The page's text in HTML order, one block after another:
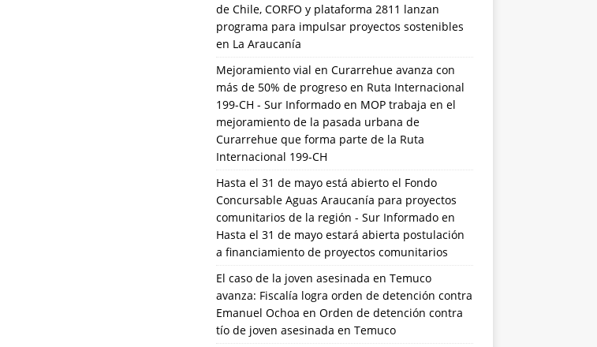
de Chile, CORFO y plataforma 2811 lanzan
programa para impulsar proyectos sostenibles
en La Araucanía
Mejoramiento vial en Curarrehue avanza con
más de 50% de progreso en Ruta Internacional
199-CH - Sur Informadoen MOP trabaja en el
mejoramiento de la pasada urbana de
Curarrehue que forma parte de la Ruta
Internacional 199-CH
Hasta el 31 de mayo está abierto el Fondo
Concursable Aguas Araucanía para proyectos
comunitarios de la región - Sur Informadoen
Hasta el 31 de mayo estará abierta postulación
a financiamiento de proyectos comunitarios
El caso de la joven asesinada en Temuco
avanza: Fiscalía logra orden de detención contra
Emanuel Ochoa en Orden de detención contra
tío de joven asesinada en Temuco